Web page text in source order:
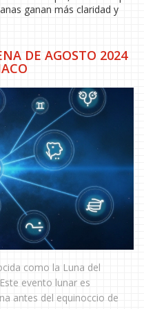
ganan más claridad y
DE AGOSTO 2024
como la Luna del
evento lunar es
antes del equinoccio de